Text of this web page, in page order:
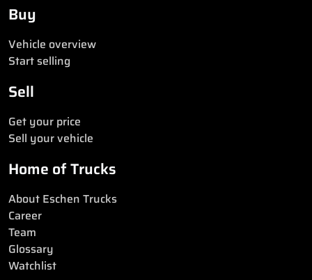
Buy
Vehicle overview
Start selling
Sell
Get your price
Sell your vehicle
Home of Trucks
About Eschen Trucks
Career
Team
Glossary
Watchlist